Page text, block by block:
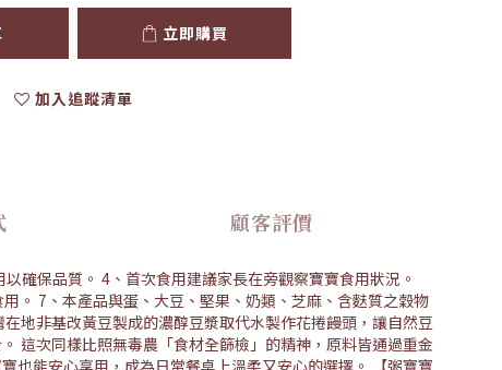
立即購買
加入追蹤清單
顧客評價
確保品質。 4、首次食用建議家長在旁觀察寶寶食用狀況。
。 7、本產品與蛋、大豆、堅果、奶類、芝麻、含麩質之穀物
地非基改黃豆製成的濃醇豆漿取代水製作花捲饅頭，讓自然豆
這次同樣比照無毒農「食材全篩檢」的精神，原料皆通過重金